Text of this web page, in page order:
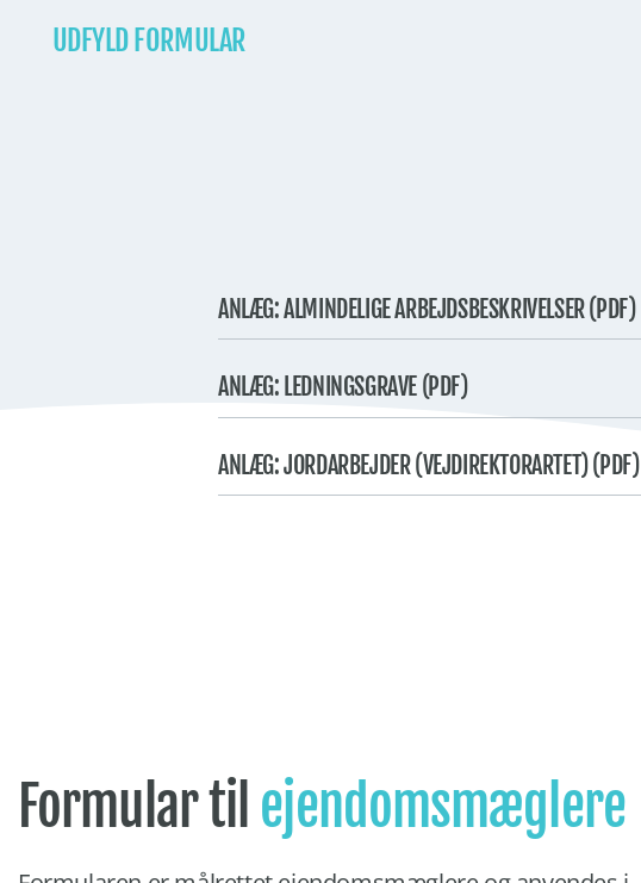
UDFYLD FORMULAR
ANLÆG: ALMINDELIGE ARBEJDSBESKRIVELSER (PDF)
ANLÆG: LEDNINGSGRAVE (PDF)
ANLÆG: JORDARBEJDER (VEJDIREKTORARTET) (PDF)
Formular til ejendomsmæglere